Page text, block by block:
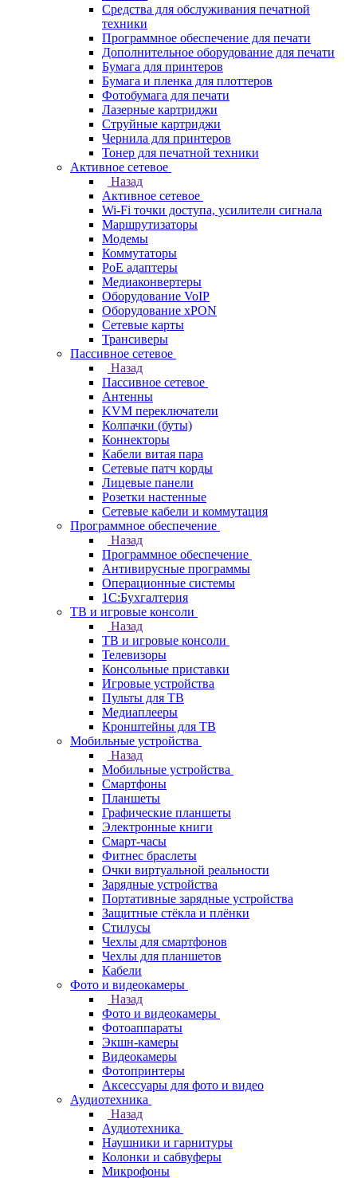
Средства для обслуживания печатной
техники
Программное обеспечение для печати
Дополнительное оборудование для печати
Бумага для принтеров
Бумага и пленка для плоттеров
Фотобумага для печати
Лазерные картриджи
Струйные картриджи
Чернила для принтеров
Тонер для печатной техники
Активное сетевое
Назад
Активное сетевое
Wi-Fi точки доступа, усилители сигнала
Маршрутизаторы
Модемы
Коммутаторы
PoE адаптеры
Медиаконвертеры
Оборудование VoIP
Оборудование xPON
Сетевые карты
Трансиверы
Пассивное сетевое
Назад
Пассивное сетевое
Антенны
KVM переключатели
Колпачки (буты)
Коннекторы
Кабели витая пара
Сетевые патч корды
Лицевые панели
Розетки настенные
Сетевые кабели и коммутация
Программное обеспечение
Назад
Программное обеспечение
Антивирусные программы
Операционные системы
1С:Бухгалтерия
ТВ и игровые консоли
Назад
ТВ и игровые консоли
Телевизоры
Консольные приставки
Игровые устройства
Пульты для ТВ
Медиаплееры
Кронштейны для ТВ
Мобильные устройства
Назад
Мобильные устройства
Смартфоны
Планшеты
Графические планшеты
Электронные книги
Смарт-часы
Фитнес браслеты
Очки виртуальной реальности
Зарядные устройства
Портативные зарядные устройства
Защитные стёкла и плёнки
Стилусы
Чехлы для смартфонов
Чехлы для планшетов
Кабели
Фото и видеокамеры
Назад
Фото и видеокамеры
Фотоаппараты
Экшн-камеры
Видеокамеры
Фотопринтеры
Аксессуары для фото и видео
Аудиотехника
Назад
Аудиотехника
Наушники и гарнитуры
Колонки и сабвуферы
Микрофоны